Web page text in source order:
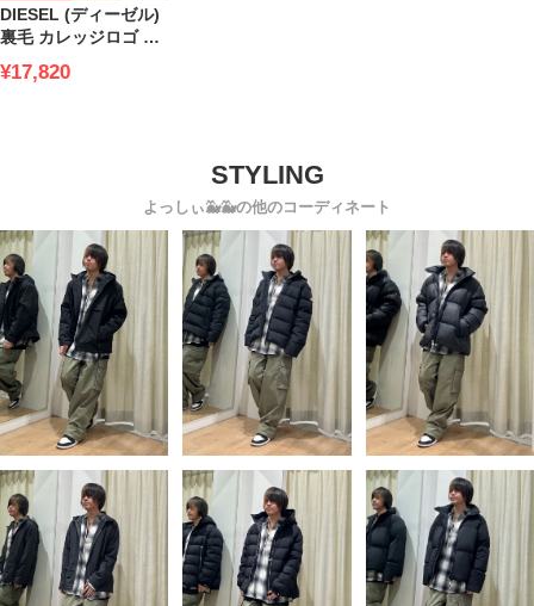
DIESEL (ディーゼル)
裏毛 カレッジロゴ プ
DSA038260HAYT
¥17,820
よっしぃ🐳🐳の他のコーディネート